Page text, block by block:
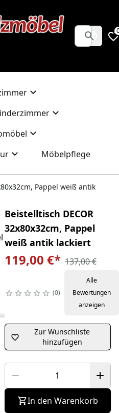
Möbelpflege
Pappel weiß antik
Beistelltisch DECOR
32x80x32cm, Pappel
weiß antik lackiert
119,00 €* 137,00 €
0
Alle
Bewertungen
anzeigen
Zur Wunschliste
hinzufügen
In den Warenkorb